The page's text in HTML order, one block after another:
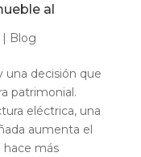
al
Blog
una decisión que
patrimonial.
eléctrica, una
aumenta el
hace más